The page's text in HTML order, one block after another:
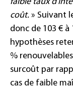
coût. » Suivant
donc de 103 € à
hypothèses
%
surcoût par
cas de faible